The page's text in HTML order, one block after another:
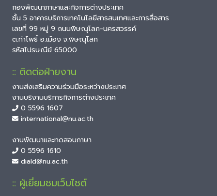
กองพัฒนาภาษาและกิจการต่างประเทศ
ชั้น 5 อาคารบริการเทคโนโลยีสารสนเทศและการสื่อสาร
เลขที่ 99 หมู่ 9 ถนนพิษณุโลก-นครสวรรค์
ต.ท่าโพธิ์ อ.เมือง จ.พิษณุโลก
รหัสไปรษณีย์ 65000
:: ติดต่อฝ่ายงาน
งานส่งเสริมความร่วมมือระหว่างประเทศ
งานบริงานบริการกิจการต่างประเทศ
0 5596 1607
international@nu.ac.th
งานพัฒนาและทดสอบภาษา
0 5596 1610
diald@nu.ac.th
:: ผู้เยี่ยมชมเว็บไซต์